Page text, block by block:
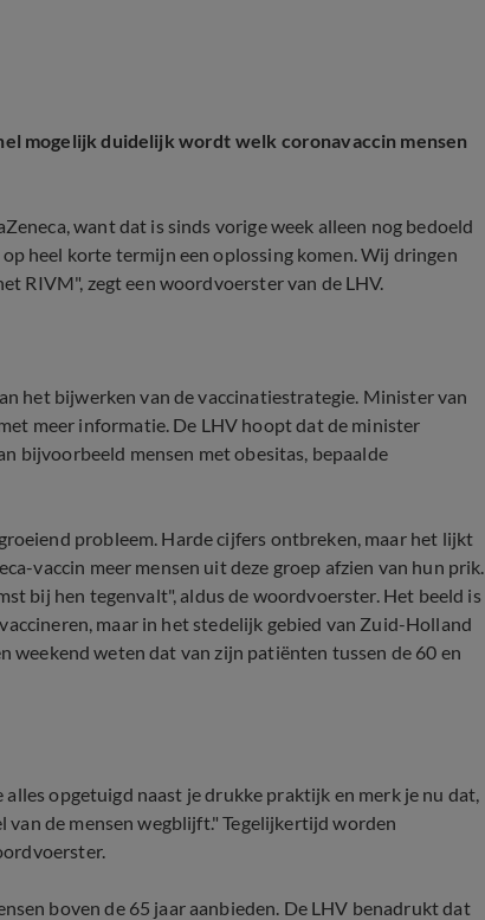
mogelijk duidelijk wordt welk coronavaccin mensen
want dat is sinds vorige week alleen nog bedoeld
heel korte termijn een oplossing komen. Wij dringen
RIVM", zegt een woordvoerster van de LHV.
het bijwerken van de vaccinatiestrategie. Minister van
meer informatie. De LHV hoopt dat de minister
bijvoorbeeld mensen met obesitas, bepaalde
probleem. Harde cijfers ontbreken, maar het lijkt
vaccin meer mensen uit deze groep afzien van hun prik.
bij hen tegenvalt", aldus de woordvoerster. Het beeld is
maar in het stedelijk gebied van Zuid-Holland
weten dat van zijn patiënten tussen de 60 en
opgetuigd naast je drukke praktijk en merk je nu dat,
de mensen wegblijft." Tegelijkertijd worden
boven de 65 jaar aanbieden. De LHV benadrukt dat